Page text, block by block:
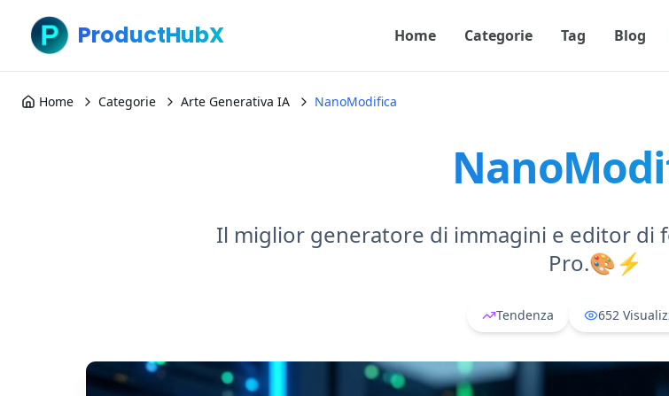
ProductHubX Home Categorie Tag Blog
Home Categorie Arte Generativa IA NanoModifica
Il miglior generatore di immagini e editor di
Pro.🎨⚡
Tendenza 652